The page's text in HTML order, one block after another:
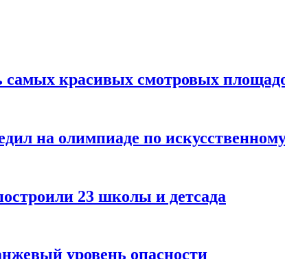
самых красивых смотровых
на олимпиаде по
23 школы и детсада
уровень опасности